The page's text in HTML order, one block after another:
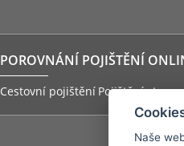
POROVNÁNÍ POJIŠTĚNÍ
Cestovní pojištění Pojištění
Naše